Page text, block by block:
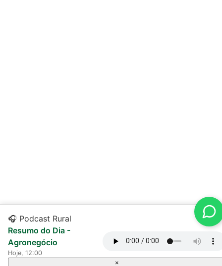
🎧 Podcast Rural
Resumo do Dia -
Agronegócio
Hoje, 12:00
×